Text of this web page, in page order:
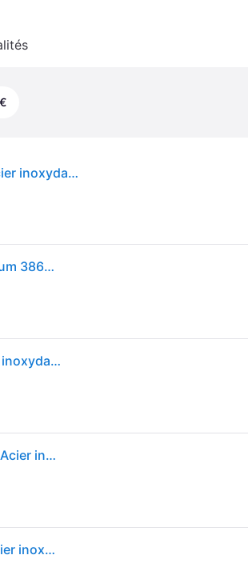
BURG-WÄCHTER Boîte aux lettres Amrum 3867 Ni Acier inoxydable Argenté
Boîte aux lettres Burg-Wächter en acier inoxydable Amrum 3867 Ni
BURG-WÄCHTER Boîte aux lettres Amrum 3867 Ni Acier inoxydable Argenté
BURG-Wï¿½CHTER Boï¿½te aux lettres Amrum 3867 Ni Acier inoxydable Argentï¿½
Burg Wächter 8140 AMRUM 3867 NI Boîte aux lettres acier inoxydable argent avec serrure à clé